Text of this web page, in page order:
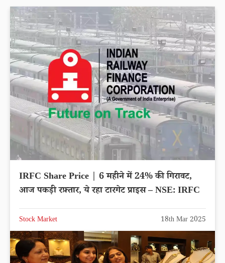
IRFC Share Price | 6 महीने में 24% की गिरावट,
आज पकड़ी रफ़्तार, ये रहा टारगेट प्राइस – NSE: IRFC
Stock Market 18th Mar 2025